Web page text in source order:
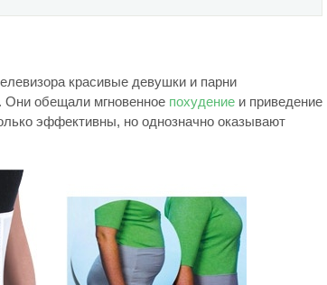
красивые девушки и парни
Они обещали мгновенное похудение и приведение
эффективны, но однозначно оказывают